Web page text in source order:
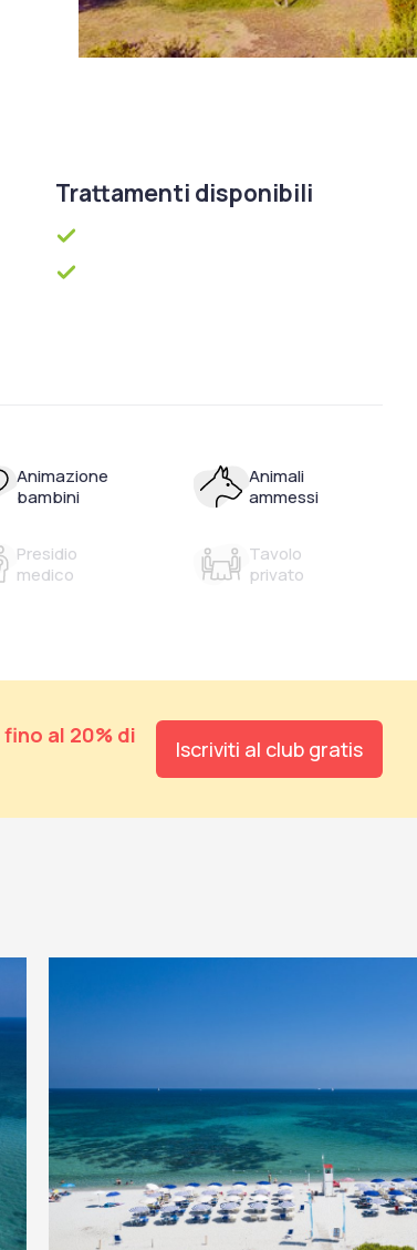
Trattamenti disponibili
Animazione
bambini
Animali
ammessi
Presidio
medico
Tavolo
privato
fino al 20% di
Iscriviti al club gratis